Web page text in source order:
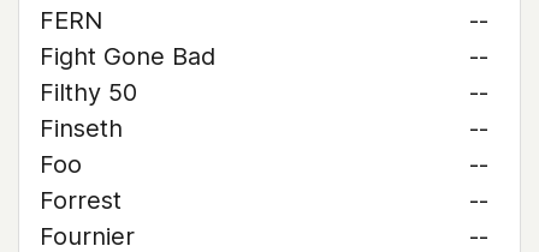
FERN
--
Fight Gone Bad
--
Filthy 50
--
Finseth
--
Foo
--
Forrest
--
Fournier
--